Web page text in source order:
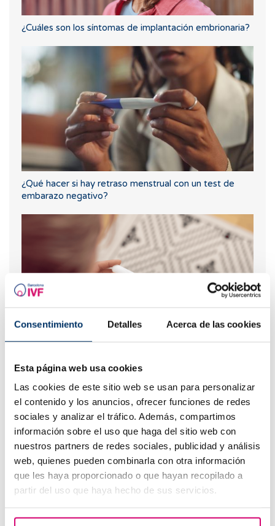
Consentimiento Detalles Acerca de las cookies
Esta página web usa cookies
Las cookies de este sitio web se usan para personalizar
el contenido y los anuncios, ofrecer funciones de redes
sociales y analizar el tráfico. Además, compartimos
información sobre el uso que haga del sitio web con
nuestros partners de redes sociales, publicidad y análisis
web, quienes pueden combinarla con otra información
que les haya proporcionado o que hayan recopilado a
partir del uso que haya hecho de sus servicios.
¿Cuáles son los síntomas de implantación embrionaria?
¿Qué hacer si hay retraso menstrual con un test de
embarazo negativo?
Tengo una baja reserva ovárica, ¿alguien me lo puede
explicar?